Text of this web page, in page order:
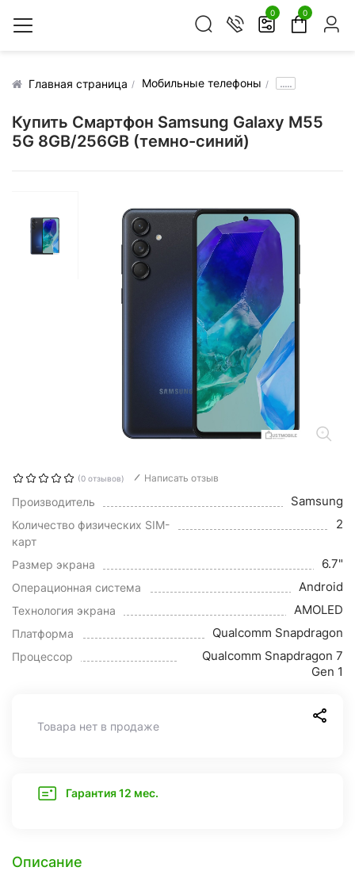
0 0
Главная страница Мобильные телефоны .....
Купить Смартфон Samsung Galaxy M55
5G 8GB/256GB (темно-синий)
(0 отзывов) Написать отзыв
Производитель Samsung
Количество физических SIM-
карт
2
Размер экрана 6.7"
Операционная система Android
Технология экрана AMOLED
Платформа Qualcomm Snapdragon
Процессор
Qualcomm Snapdragon 7
Gen 1
Товара нет в продаже
Гарантия 12 мес.
Описание